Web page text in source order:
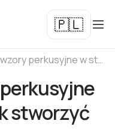
🇵🇱
Klasyczne wzory perkusyjne w stylu house: jak stworzyć rytm house’owy
stworzyć